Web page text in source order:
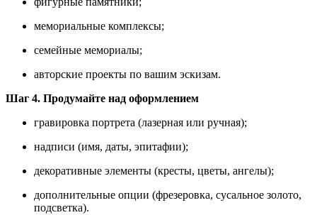
мемориальные комплексы;
семейные мемориалы;
авторские проекты по вашим эскизам.
Шаг 4. Продумайте над оформлением
гравировка портрета (лазерная или ручная);
надписи (имя, даты, эпитафии);
декоративные элементы (кресты, цветы, ангелы);
дополнительные опции (фрезеровка, сусальное золото,
подсветка).